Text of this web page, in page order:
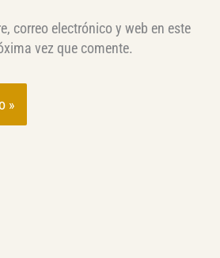
correo electrónico y web en este
vez que comente.